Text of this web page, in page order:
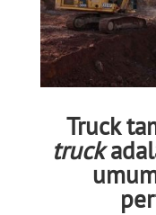
Truck
truck